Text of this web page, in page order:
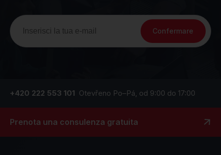
Confermare
+420 222 553 101 Otevřeno Po–Pá, od 9:00 do 17:00
Prenota una consulenza gratuita